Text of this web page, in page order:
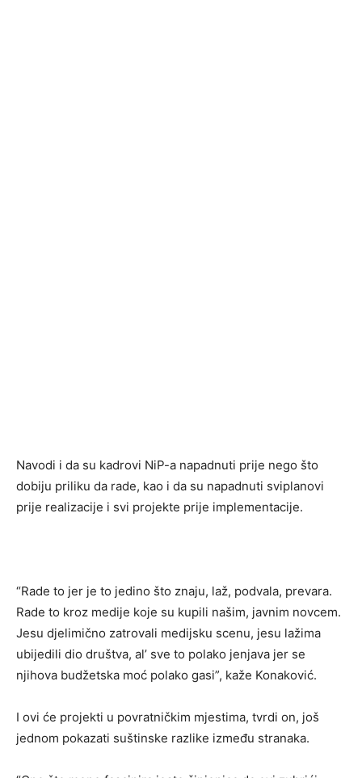
Navodi i da su kadrovi NiP-a napadnuti prije nego što
dobiju priliku da rade, kao i da su napadnuti sviplanovi
prije realizacije i svi projekte prije implementacije.
“Rade to jer je to jedino što znaju, laž, podvala, prevara.
Rade to kroz medije koje su kupili našim, javnim novcem.
Jesu djelimično zatrovali medijsku scenu, jesu lažima
ubijedili dio društva, al’ sve to polako jenjava jer se
njihova budžetska moć polako gasi”, kaže Konaković.
I ovi će projekti u povratničkim mjestima, tvrdi on, još
jednom pokazati suštinske razlike između stranaka.